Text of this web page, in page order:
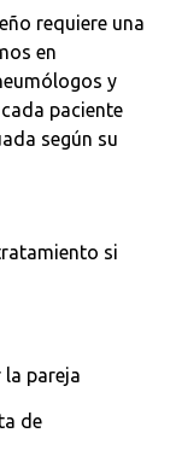
requiere una
en
y
paciente
según su
si
pareja
de